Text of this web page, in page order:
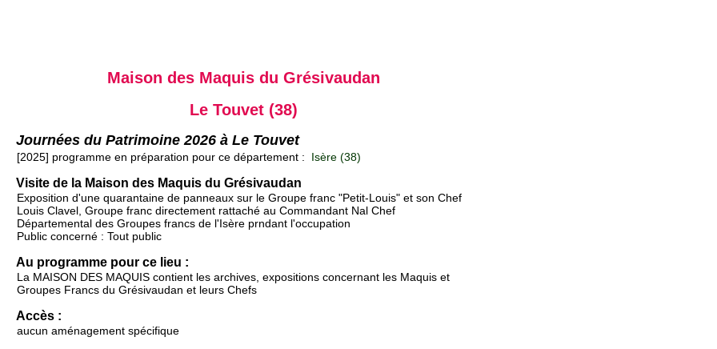
Maison des Maquis du Grésivaudan
Le Touvet (38)
Journées du Patrimoine 2026 à Le Touvet
[2025] programme en préparation pour ce département : Isère (38)
Visite de la Maison des Maquis du Grésivaudan
Exposition d'une quarantaine de panneaux sur le Groupe franc "Petit-Louis" et son Chef
Louis Clavel, Groupe franc directement rattaché au Commandant Nal Chef
Départemental des Groupes francs de l'Isère prndant l'occupation
Public concerné : Tout public
Au programme pour ce lieu :
La MAISON DES MAQUIS contient les archives, expositions concernant les Maquis et
Groupes Francs du Grésivaudan et leurs Chefs
Accès :
aucun aménagement spécifique